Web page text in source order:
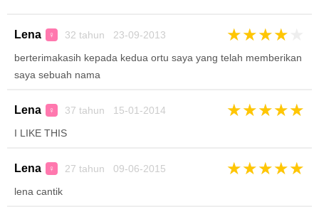
Lena ♀ 32 tahun 23-09-2013 ★★★★
berterimakasih kepada kedua ortu saya yang telah memberikan
saya sebuah nama
Lena ♀ 37 tahun 15-01-2014 ★★★★★
I LIKE THIS
Lena ♀ 27 tahun 09-06-2015 ★★★★★
lena cantik